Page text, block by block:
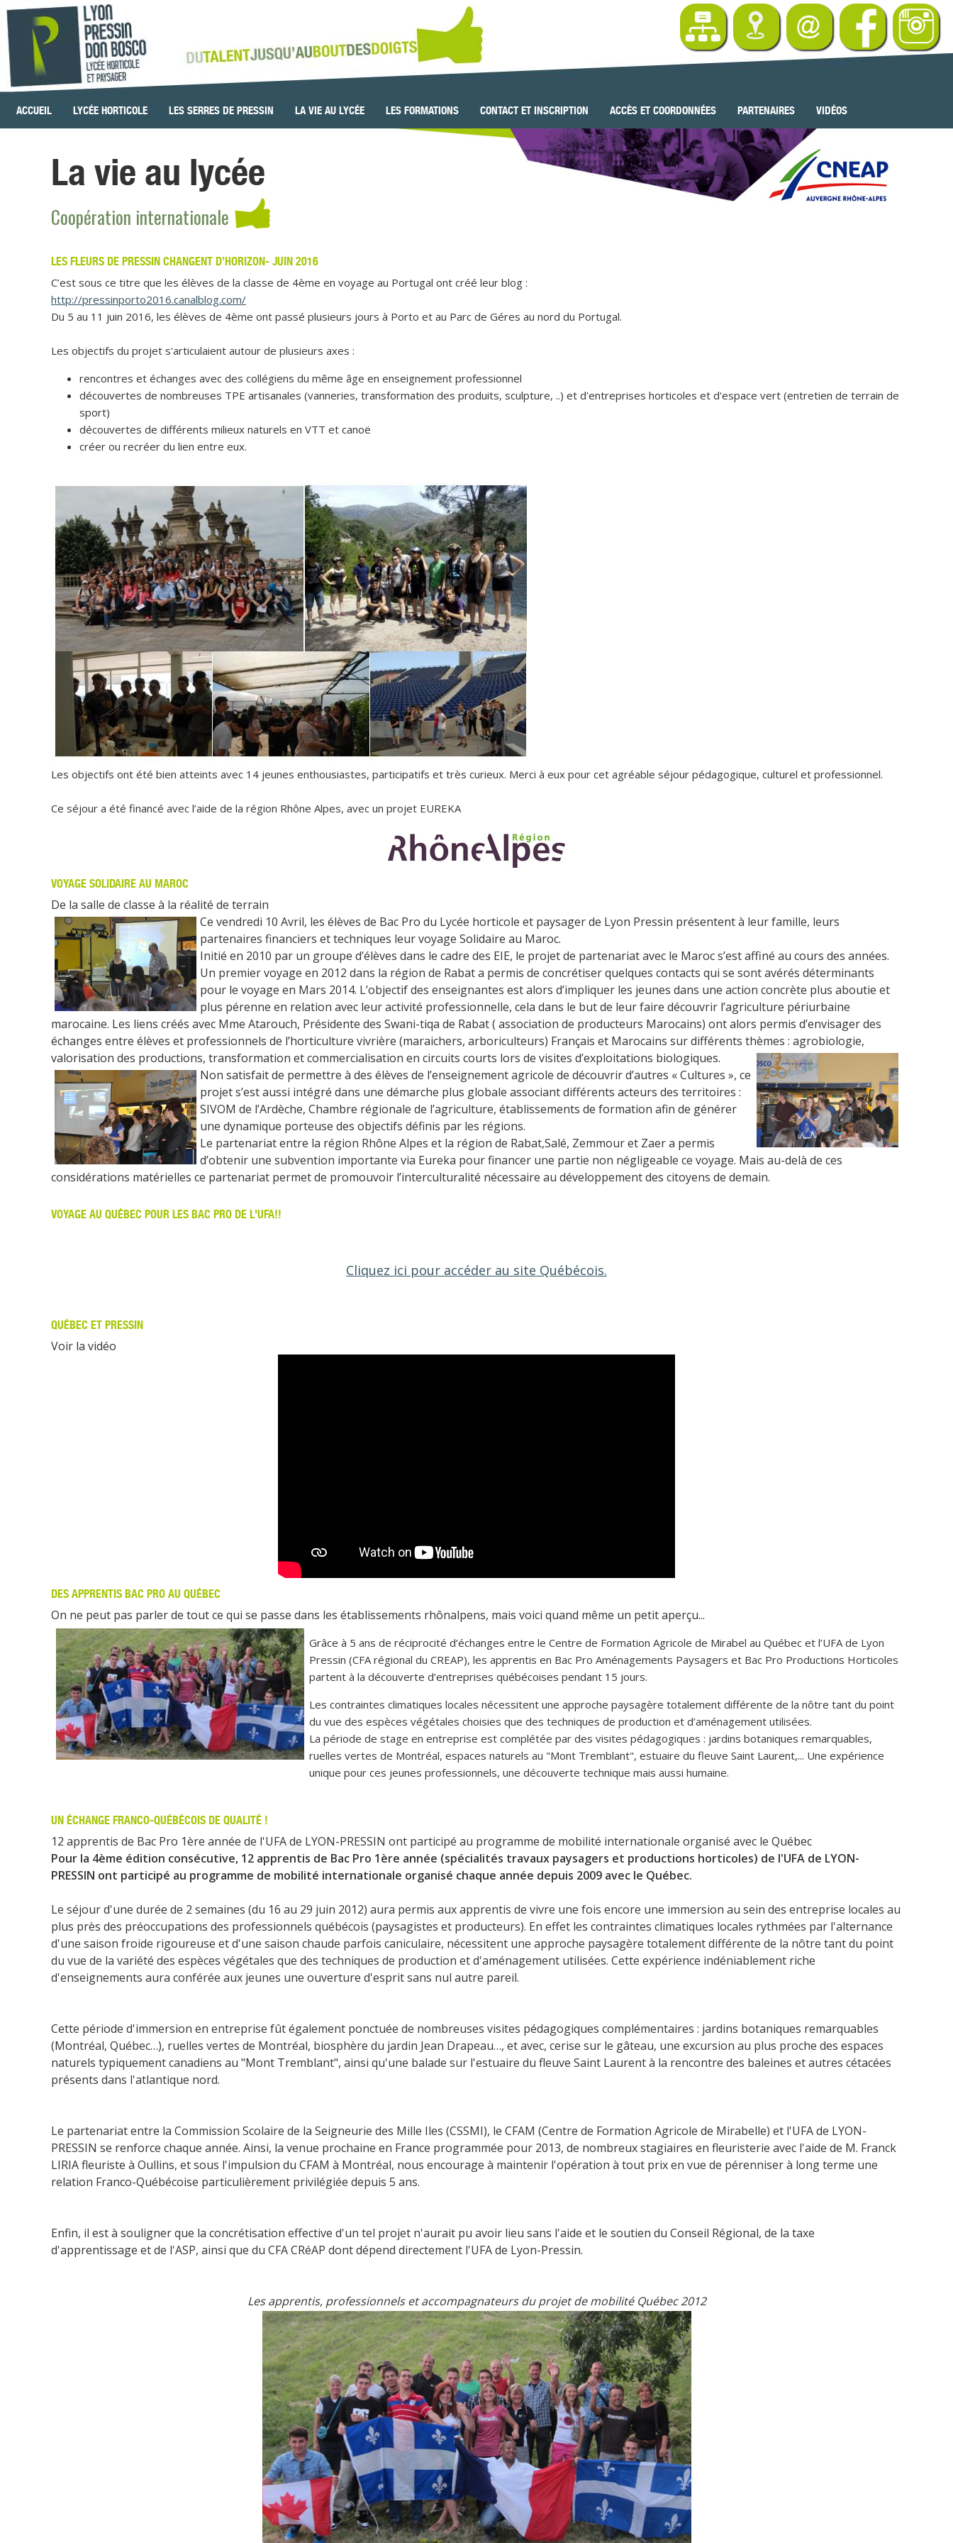
ACCUEIL LYCÉE HORTICOLE LES SERRES DE PRESSIN LA VIE AU LYCÉE LES FORMATIONS CONTACT ET INSCRIPTION ACCÈS ET COORDONNÉES PARTENAIRES VIDÉOS
La vie au lycée
Coopération internationale
LES FLEURS DE PRESSIN CHANGENT D’HORIZON- JUIN 2016
C’est sous ce titre que les élèves de la classe de 4ème en voyage au Portugal ont créé leur blog :
http://pressinporto2016.canalblog.com/
Du 5 au 11 juin 2016, les élèves de 4ème ont passé plusieurs jours à Porto et au Parc de Géres au nord du Portugal.
Les objectifs du projet s'articulaient autour de plusieurs axes :
rencontres et échanges avec des collégiens du même âge en enseignement professionnel
découvertes de nombreuses TPE artisanales (vanneries, transformation des produits, sculpture, ..) et d'entreprises horticoles et d'espace vert (entretien de terrain de
sport)
découvertes de différents milieux naturels en VTT et canoë
créer ou recréer du lien entre eux.
Les objectifs ont été bien atteints avec 14 jeunes enthousiastes, participatifs et très curieux. Merci à eux pour cet agréable séjour pédagogique, culturel et professionnel.
Ce séjour a été financé avec l’aide de la région Rhône Alpes, avec un projet EUREKA
VOYAGE SOLIDAIRE AU MAROC
De la salle de classe à la réalité de terrain
Ce vendredi 10 Avril, les élèves de Bac Pro du Lycée horticole et paysager de Lyon Pressin présentent à leur famille, leurs
partenaires financiers et techniques leur voyage Solidaire au Maroc.
Initié en 2010 par un groupe d’élèves dans le cadre des EIE, le projet de partenariat avec le Maroc s’est affiné au cours des années.
Un premier voyage en 2012 dans la région de Rabat a permis de concrétiser quelques contacts qui se sont avérés déterminants
pour le voyage en Mars 2014. L’objectif des enseignantes est alors d’impliquer les jeunes dans une action concrète plus aboutie et
plus pérenne en relation avec leur activité professionnelle, cela dans le but de leur faire découvrir l’agriculture périurbaine
marocaine. Les liens créés avec Mme Atarouch, Présidente des Swani-tiqa de Rabat ( association de producteurs Marocains) ont alors permis d’envisager des
échanges entre élèves et professionnels de l’horticulture vivrière (maraichers, arboriculteurs) Français et Marocains sur différents thèmes : agrobiologie,
valorisation des productions, transformation et commercialisation en circuits courts lors de visites d’exploitations biologiques.
Non satisfait de permettre à des élèves de l’enseignement agricole de découvrir d’autres « Cultures », ce
projet s’est aussi intégré dans une démarche plus globale associant différents acteurs des territoires :
SIVOM de l’Ardèche, Chambre régionale de l’agriculture, établissements de formation afin de générer
une dynamique porteuse des objectifs définis par les régions.
Le partenariat entre la région Rhône Alpes et la région de Rabat,Salé, Zemmour et Zaer a permis
d’obtenir une subvention importante via Eureka pour financer une partie non négligeable ce voyage. Mais au-delà de ces
considérations matérielles ce partenariat permet de promouvoir l’interculturalité nécessaire au développement des citoyens de demain.
VOYAGE AU QUÉBEC POUR LES BAC PRO DE L'UFA!!
Cliquez ici pour accéder au site Québécois.
QUÉBEC ET PRESSIN
Voir la vidéo
DES APPRENTIS BAC PRO AU QUÉBEC
On ne peut pas parler de tout ce qui se passe dans les établissements rhônalpens, mais voici quand même un petit aperçu...
Grâce à 5 ans de réciprocité d’échanges entre le Centre de Formation Agricole de Mirabel au Québec et l’UFA de Lyon
Pressin (CFA régional du CREAP), les apprentis en Bac Pro Aménagements Paysagers et Bac Pro Productions Horticoles
partent à la découverte d’entreprises québécoises pendant 15 jours.
Les contraintes climatiques locales nécessitent une approche paysagère totalement différente de la nôtre tant du point
du vue des espèces végétales choisies que des techniques de production et d’aménagement utilisées.
La période de stage en entreprise est complétée par des visites pédagogiques : jardins botaniques remarquables,
ruelles vertes de Montréal, espaces naturels au "Mont Tremblant", estuaire du fleuve Saint Laurent,... Une expérience
unique pour ces jeunes professionnels, une découverte technique mais aussi humaine.
UN ÉCHANGE FRANCO-QUÉBÉCOIS DE QUALITÉ !
12 apprentis de Bac Pro 1ère année de l'UFA de LYON-PRESSIN ont participé au programme de mobilité internationale organisé avec le Québec
Pour la 4ème édition consécutive, 12 apprentis de Bac Pro 1ère année (spécialités travaux paysagers et productions horticoles) de l'UFA de LYON-
PRESSIN ont participé au programme de mobilité internationale organisé chaque année depuis 2009 avec le Québec.
Le séjour d'une durée de 2 semaines (du 16 au 29 juin 2012) aura permis aux apprentis de vivre une fois encore une immersion au sein des entreprise locales au
plus près des préoccupations des professionnels québécois (paysagistes et producteurs). En effet les contraintes climatiques locales rythmées par l'alternance
d'une saison froide rigoureuse et d'une saison chaude parfois caniculaire, nécessitent une approche paysagère totalement différente de la nôtre tant du point
du vue de la variété des espèces végétales que des techniques de production et d'aménagement utilisées. Cette expérience indéniablement riche
d'enseignements aura conférée aux jeunes une ouverture d'esprit sans nul autre pareil.
Cette période d'immersion en entreprise fût également ponctuée de nombreuses visites pédagogiques complémentaires : jardins botaniques remarquables
(Montréal, Québec…), ruelles vertes de Montréal, biosphère du jardin Jean Drapeau…, et avec, cerise sur le gâteau, une excursion au plus proche des espaces
naturels typiquement canadiens au "Mont Tremblant", ainsi qu'une balade sur l'estuaire du fleuve Saint Laurent à la rencontre des baleines et autres cétacées
présents dans l'atlantique nord.
Le partenariat entre la Commission Scolaire de la Seigneurie des Mille Iles (CSSMI), le CFAM (Centre de Formation Agricole de Mirabelle) et l'UFA de LYON-
PRESSIN se renforce chaque année. Ainsi, la venue prochaine en France programmée pour 2013, de nombreux stagiaires en fleuristerie avec l'aide de M. Franck
LIRIA fleuriste à Oullins, et sous l'impulsion du CFAM à Montréal, nous encourage à maintenir l'opération à tout prix en vue de pérenniser à long terme une
relation Franco-Québécoise particulièrement privilégiée depuis 5 ans.
Enfin, il est à souligner que la concrétisation effective d'un tel projet n'aurait pu avoir lieu sans l'aide et le soutien du Conseil Régional, de la taxe
d'apprentissage et de l'ASP, ainsi que du CFA CRéAP dont dépend directement l'UFA de Lyon-Pressin.
Les apprentis, professionnels et accompagnateurs du projet de mobilité Québec 2012